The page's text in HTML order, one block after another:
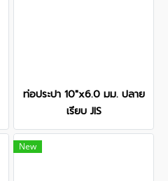
ท่อประปา 10"x6.0 มม. ปลาย
เรียบ JIS
New